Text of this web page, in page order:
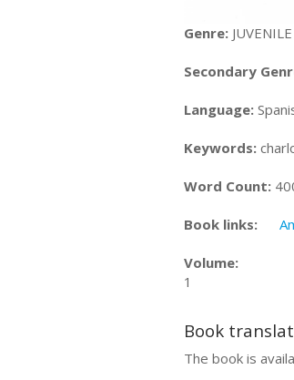
Genre:
Secondary
Language:
Keywords:
Word Count:
Book links:
Volume:
1
Book
The book is